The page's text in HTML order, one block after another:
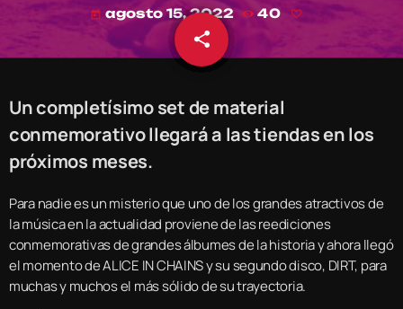
today agosto 15, 2022 40
share
email
Un completísimo set de material
conmemorativo llegará a las tiendas en los
próximos meses.
Para nadie es un misterio que uno de los grandes atractivos de
la música en la actualidad proviene de las reediciones
conmemorativas de grandes álbumes de la historia y ahora llegó
el momento de ALICE IN CHAINS y su segundo disco, DIRT, para
muchas y muchos el más sólido de su trayectoria.